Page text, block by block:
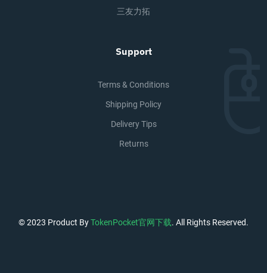
三友力拓
Support
Terms & Conditions
Shipping Policy
Delivery Tips
Returns
© 2023 Product ByTokenPocket官网下载. All Rights Reserved.